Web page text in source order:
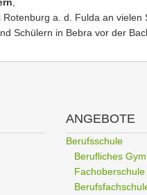
a. d. Fulda an
Schülern in Bebra vor der
ANGEBOTE
Berufsschule
Berufliches
Fachoberschule